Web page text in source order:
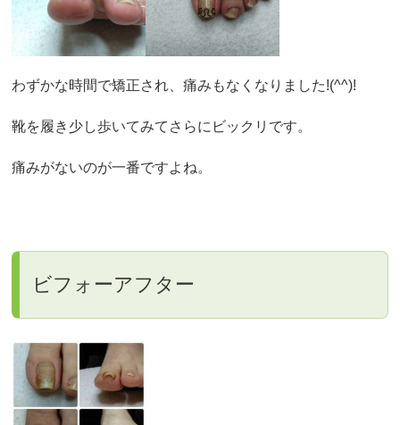
わずかな時間で矯正され、痛みもなくなりました!(^^)!
靴を履き少し歩いてみてさらにビックリです。
痛みがないのが一番ですよね。
ビフォーアフター